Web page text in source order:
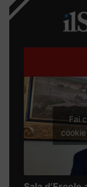
Fai